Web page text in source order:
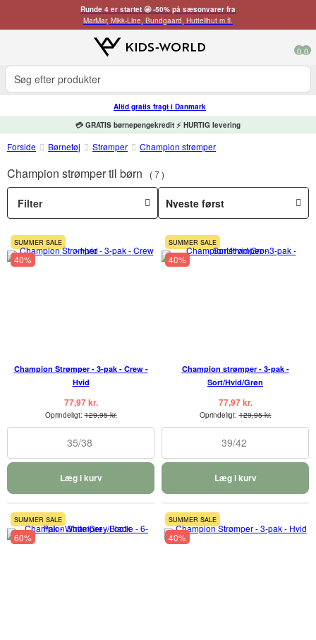
Runde 4 er startet 🤩 -50% på sæsonvarer fra
MarMar, Mikk-Line, Bundgaard, Huttelihut m.fl.
0 0
Altid gratis fragt i Danmark
💳 GRATIS børnepengekredit ⚡ HURTIG levering
Forside Børnetøj Strømper Champion strømper
Champion strømper til børn 7
Filter
SUMMER SALE
40%
Champion Strømper - 3-pak - Crew -
Hvid
77,97 kr.
Oprindeligt:129,95 kr.
35/38
Læg i kurv
SUMMER SALE
40%
Champion strømper - 3-pak -
Sort/Hvid/Grøn
77,97 kr.
Oprindeligt:129,95 kr.
39/42
Læg i kurv
SUMMER SALE
60%
SUMMER SALE
40%